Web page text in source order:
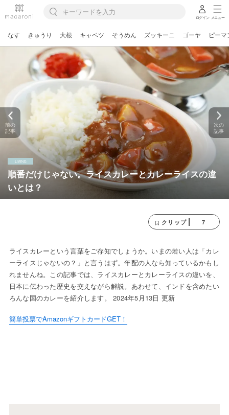
ログイン メニュー
なす きゅうり 大根 キャベツ そうめん ズッキーニ ゴーヤ ピーマ
順番だけじゃない。ライスカレーとカレーライスの違
いとは？
前の
記事
次の
記事
クリップ 7
ライスカレーという言葉をご存知でしょうか。いまの若い人は「カレ
ーライスじゃないの？」と言うはず。年配の人なら知っているかもし
れませんね。この記事では、ライスカレーとカレーライスの違いを、
日本に伝わった歴史を交えながら解説。あわせて、インドを含めたい
ろんな国のカレーを紹介します。 2024年5月13日 更新
簡単投票でAmazonギフトカードGET！